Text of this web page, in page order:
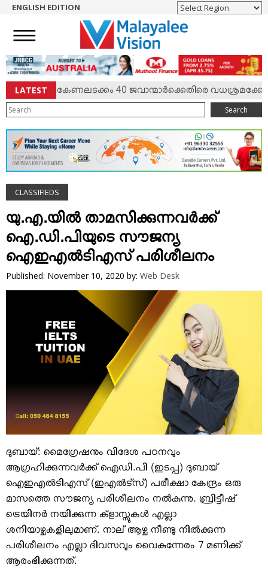
NEWS
ENGLISH
NRI
ENTERTAINMENT
MV SPECIAL
SPORTS
LIFESTYLE
TECH & AUTO
SOCIAL SPHERE
EDITORIAL
ARTS & LITERATURE
MAGAZINE
VIDEOS
YOUR SAY
KARSHAKAN
TOURS & TRAVEL
GREETINGS
ENGLISH EDITION
LATESTകേണലടക്കം 40 ജവാന്മാര്‍ക്കെതിരെ വധശ്രമക്കേസ്
Search
CLASSIFIEDS
യു.എ.യില്‍ താമസിക്കുന്നവര്‍ക്ക്
ഐ.ഡി.പിയുടെ സൗജന്യ
ഐഇഎല്‍ടിഎസ് പരിശീലനം
Published: November 10, 2020 by: Web Desk
ദുബായ്: മൈഗ്രേഷനും വിദേശ പഠനവും
ആഗ്രഹിക്കുന്നവര്‍ക്ക് ഐഡി.പി (ഇടപ്പ) ദുബായ്
ഐഇഎല്‍ടിഎസ് (ഇഎല്‍ട്‌സ്) പരീക്ഷാ കേന്ദ്രം ഒരു
മാസത്തെ സൗജന്യ പരിശീലനം നല്‍കുന്നു. ബ്രിട്ടീഷ്
ട്രെയിനര്‍ നയിക്കുന്ന ക്ളാസ്സുകള്‍ എല്ലാ
ശനിയാഴ്ചകളിലുമാണ്. നാല് ആഴ്ച നീണ്ടു നില്‍ക്കുന്ന
പരിശീലനം എല്ലാ ദിവസവും വൈകുന്നേരം 7 മണിക്ക്
ആരംഭിക്കുന്നത്.